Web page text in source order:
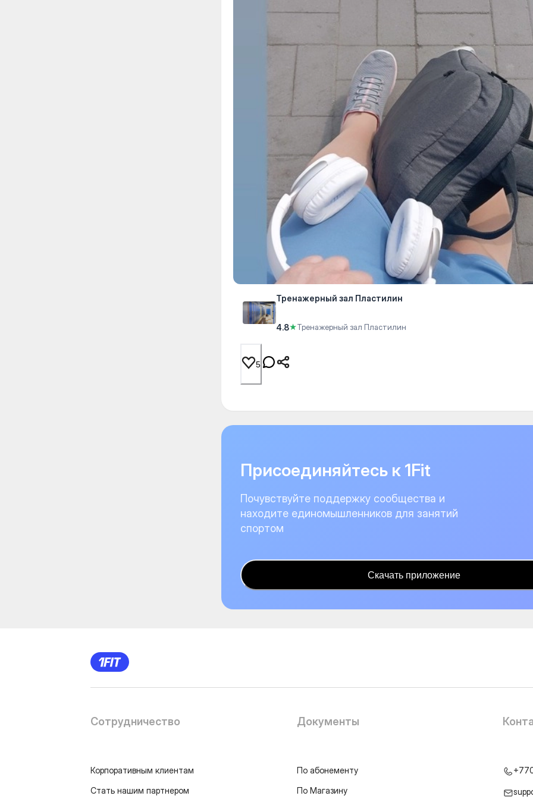
Тренажерный зал Пластилин
4.8★Тренажерный зал Пластилин
5
Присоединяйтесь к 1Fit
Почувствуйте поддержку сообщества и
находите единомышленников для занятий
спортом
Скачать приложение
Сотрудничество
Корпоративным клиентам
Стать нашим партнером
Документы
По абонементу
По Магазину